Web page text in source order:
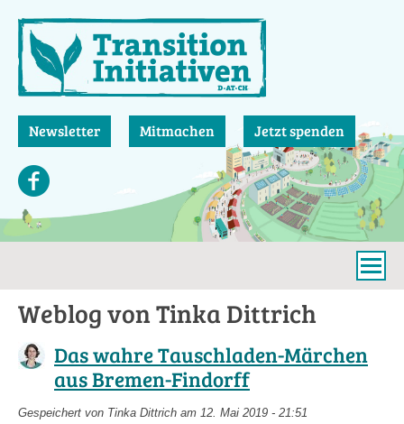
zum
Inhalt
Newsletter Mitmachen Jetzt spenden
Weblog von Tinka Dittrich
Das wahre Tauschladen-Märchen
aus Bremen-Findorff
Gespeichert von Tinka Dittrich am 12. Mai 2019 - 21:51